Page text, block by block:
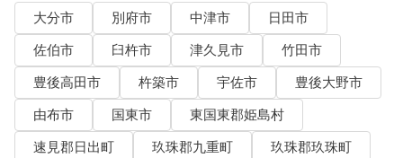
大分市 別府市 中津市
日田市
佐伯市
臼杵市 津久見市
竹田市
豊後高田市
杵築市 宇佐市
豊後大野市
由布市
国東市
東国東郡姫島村
速見郡日出町
玖珠郡九重町 玖珠郡玖珠町